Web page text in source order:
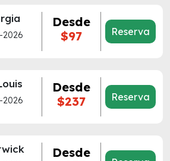
Desde
$97
Reserva
Desde
$237
Reserva
Desde